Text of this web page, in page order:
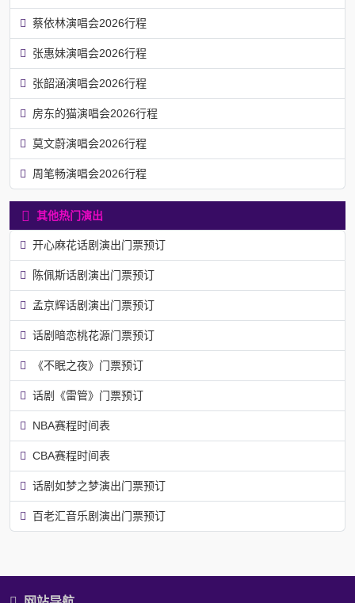
蔡依林演唱会2026行程
张惠妹演唱会2026行程
张韶涵演唱会2026行程
房东的猫演唱会2026行程
莫文蔚演唱会2026行程
周笔畅演唱会2026行程
其他热门演出
开心麻花话剧演出门票预订
陈佩斯话剧演出门票预订
孟京辉话剧演出门票预订
话剧暗恋桃花源门票预订
《不眠之夜》门票预订
话剧《雷管》门票预订
NBA赛程时间表
CBA赛程时间表
话剧如梦之梦演出门票预订
百老汇音乐剧演出门票预订